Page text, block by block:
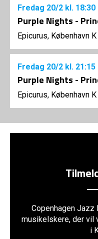
Fredag 20/2 kl. 18:30
Purple Nights -
Epicurus, København K
Fredag 20/2 kl. 21:15
Purple Nights -
Epicurus, København K
Copenhagen
musikelskere, der vil
i